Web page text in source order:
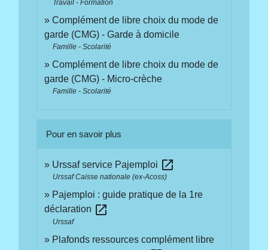
Travail - Formation
Complément de libre choix du mode de
garde (CMG) - Garde à domicile
Famille - Scolarité
Complément de libre choix du mode de
garde (CMG) - Micro-crèche
Famille - Scolarité
Pour en savoir plus
Urssaf service Pajemploi open_in_new
Urssaf Caisse nationale (ex-Acoss)
Pajemploi : guide pratique de la 1re
déclaration open_in_new
Urssaf
Plafonds ressources complément libre